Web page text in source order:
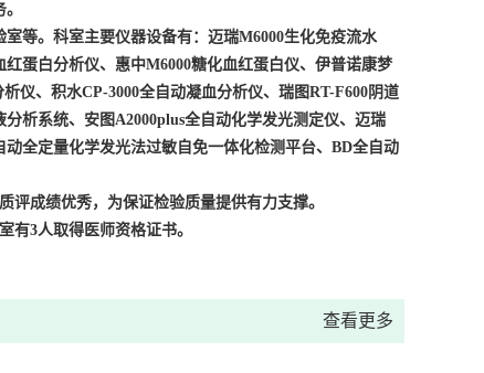
等。科室主要仪器设备有：迈瑞M6000生化免疫流水
红蛋白分析仪、惠中M6000糖化血红蛋白仪、伊普诺康梦
析仪、积水CP-3000全自动凝血分析仪、瑞图RT-F600 阴道
分析系统、安图A2000plus全自动化学发光测定仪、迈瑞
动全定量化学发光法过敏自免一体化检测平台、 BD全自动
成绩优秀，为保证检验质量提供有力支撑。
有3人取得医师资格证书。
查看更多